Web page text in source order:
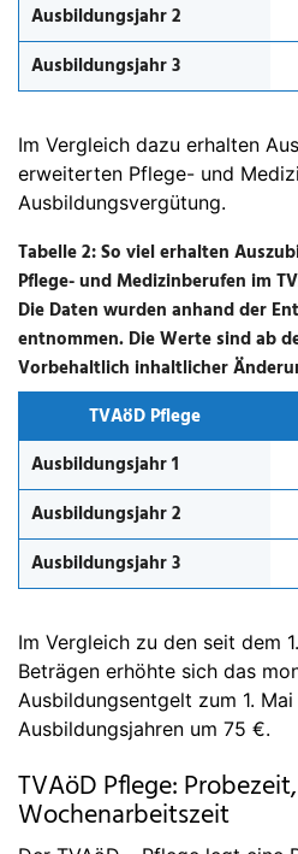
Ausbildungsjahr 2
Ausbildungsjahr 3
Im Vergleich dazu erhalten
erweiterten Pflege- und
Ausbildungsvergütung.
Tabelle 2: So viel erhalten
Pflege- und Medizinberufen im
Die Daten wurden anhand der
entnommen. Die Werte sind ab
Vorbehaltlich inhaltlicher
TVAöD Pflege
Ausbildungsjahr 1
Ausbildungsjahr 2
Ausbildungsjahr 3
Im Vergleich zu den seit dem
Beträgen erhöhte sich das
Ausbildungsentgelt zum 1.
Ausbildungsjahren um 75 €.
TVAöD Pflege:
Wochenarbeitszeit